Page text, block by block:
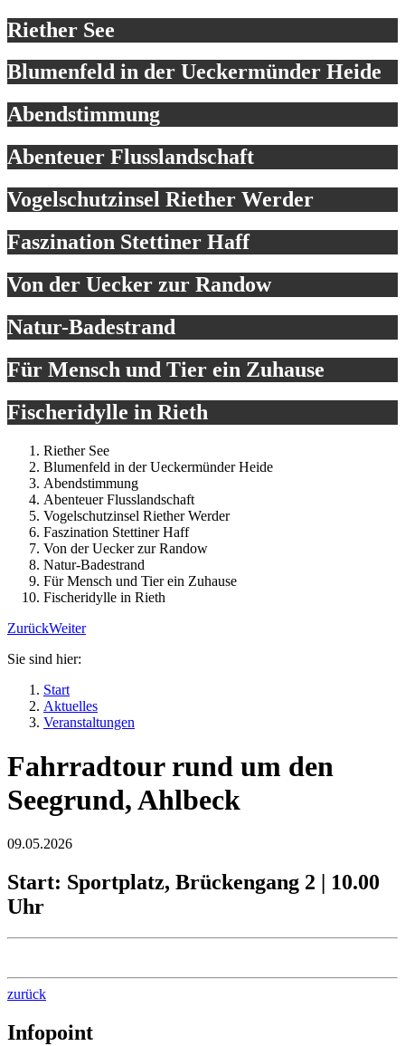
Riether See
Blumenfeld in der Ueckermünder Heide
Abendstimmung
Abenteuer Flusslandschaft
Vogelschutzinsel Riether Werder
Faszination Stettiner Haff
Von der Uecker zur Randow
Natur-Badestrand
Für Mensch und Tier ein Zuhause
Fischeridylle in Rieth
Riether See
Blumenfeld in der Ueckermünder Heide
Abendstimmung
Abenteuer Flusslandschaft
Vogelschutzinsel Riether Werder
Faszination Stettiner Haff
Von der Uecker zur Randow
Natur-Badestrand
Für Mensch und Tier ein Zuhause
Fischeridylle in Rieth
ZurückWeiter
Sie sind hier:
Start
Aktuelles
Veranstaltungen
Fahrradtour rund um den
Seegrund, Ahlbeck
09.05.2026
Start: Sportplatz, Brückengang 2 | 10.00
Uhr
zurück
Infopoint